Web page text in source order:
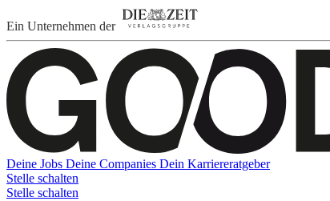
Ein Unternehmen der
Deine Jobs Deine Companies Dein Karriereratgeber
Stelle schalten
Stelle schalten